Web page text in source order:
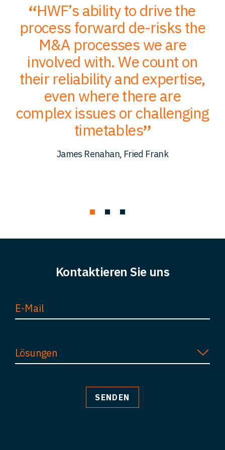
HWF’s ability to drive the
process forward de-risks the
M&A processes we are
involved with. We count on
their reliability and expertise,
even where there are
complex issues or challenging
timetables
James Renahan, Fried Frank
Kontaktieren Sie uns
Lösungen